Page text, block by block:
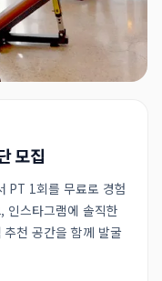
모집
PT 1회를 무료로 경험
인스타그램에 솔직한
천 공간을 함께 발굴